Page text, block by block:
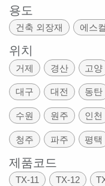
용도
건축 외장재 에스
위치
거제 경산 고양
대구 대전 동탄
수원 원주 인천
청주 파주 평택
제품코드
TX-11 TX-12